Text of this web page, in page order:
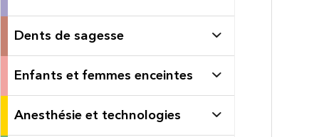
Dents de sagesse
Enfants et femmes enceintes
Anesthésie et technologies